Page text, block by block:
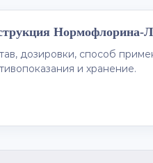
Нормофлорина-Л
дозировки, способ
и хранение.